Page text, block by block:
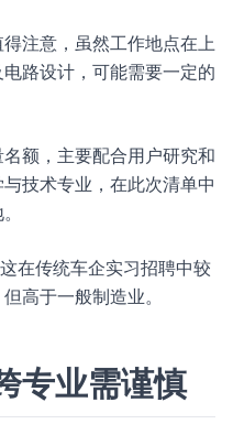
注意，虽然工作地点在上
路设计，可能需要一定的
额，主要配合用户研究和
技术专业，在此次清单中
在传统车企实习招聘中较
高于一般制造业。
专业需谨慎